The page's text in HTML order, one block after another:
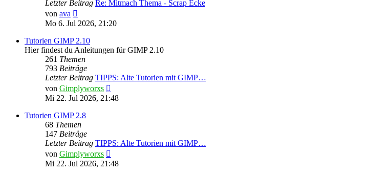
Letzter Beitrag Re: Mitmach Thema - Scrap Ecke
von ava
Beitrag
Mo 6. Jul 2026, 21:20
Tutorien GIMP 2.10
Hier findest du Anleitungen für GIMP 2.10
261 Themen
793 Beiträge
Letzter Beitrag TIPPS: Alte Tutorien mit GIMP…
von Gimplyworxs
Beitrag
Mi 22. Jul 2026, 21:48
Tutorien GIMP 2.8
68 Themen
147 Beiträge
Letzter Beitrag TIPPS: Alte Tutorien mit GIMP…
von Gimplyworxs
Beitrag
Mi 22. Jul 2026, 21:48